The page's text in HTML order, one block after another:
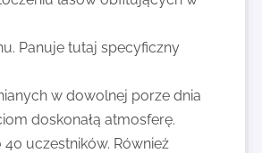
Panuje tutaj specyficzny
w dowolnej porze dnia
doskonałą atmosferę.
uczestników. Również